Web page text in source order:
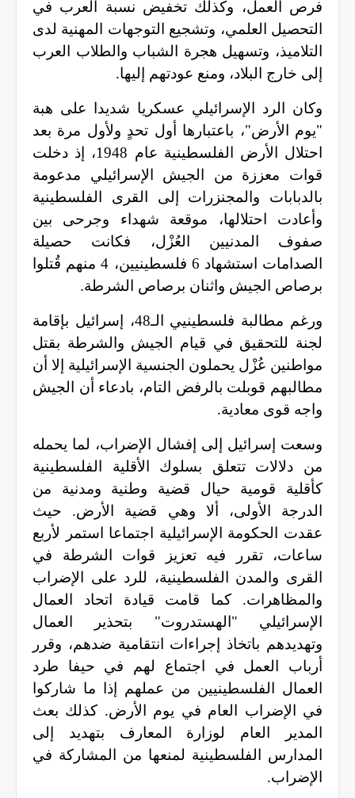
فرص العمل، وكذلك تخفيض نسبة العرب في
التحصيل العلمي، وتشجيع التوجهات المهنية لدى
التلاميذ، وتسهيل هجرة الشباب والطلاب العرب
إلى خارج البلاد، ومنع عودتهم إليها.
وكان الرد الإسرائيلي عسكريا شديدا على هبة
"يوم الأرض"، باعتبارها أول تحدٍ ولأول مرة بعد
احتلال الأرض الفلسطينية عام 1948، إذ دخلت
قوات معززة من الجيش الإسرائيلي مدعومة
بالدبابات والمجنزرات إلى القرى الفلسطينية
وأعادت احتلالها، موقعة شهداء وجرحى بين
صفوف المدنيين العُزْل، فكانت حصيلة
الصدامات استشهاد 6 فلسطينيين، 4 منهم قُتلوا
برصاص الجيش واثنان برصاص الشرطة.
ورغم مطالبة فلسطينيي الـ48، إسرائيل بإقامة
لجنة للتحقيق في قيام الجيش والشرطة بقتل
مواطنين عُزْل يحملون الجنسية الإسرائيلية إلا أن
مطالبهم قوبلت بالرفض التام، بادعاء أن الجيش
واجه قوى معادية.
وسعت إسرائيل إلى إفشال الإضراب، لما يحمله
من دلالات تتعلق بسلوك الأقلية الفلسطينية
كأقلية قومية حيال قضية وطنية ومدنية من
الدرجة الأولى، ألا وهي قضية الأرض. حيث
عقدت الحكومة الإسرائيلية اجتماعا استمر لأربع
ساعات، تقرر فيه تعزيز قوات الشرطة في
القرى والمدن الفلسطينية، للرد على الإضراب
والمظاهرات. كما قامت قيادة اتحاد العمال
الإسرائيلي "الهستدروت" بتحذير العمال
وتهديدهم باتخاذ إجراءات انتقامية ضدهم، وقرر
أرباب العمل في اجتماع لهم في حيفا طرد
العمال الفلسطينيين من عملهم إذا ما شاركوا
في الإضراب العام في يوم الأرض. كذلك بعث
المدير العام لوزارة المعارف بتهديد إلى
المدارس الفلسطينية لمنعها من المشاركة في
الإضراب.